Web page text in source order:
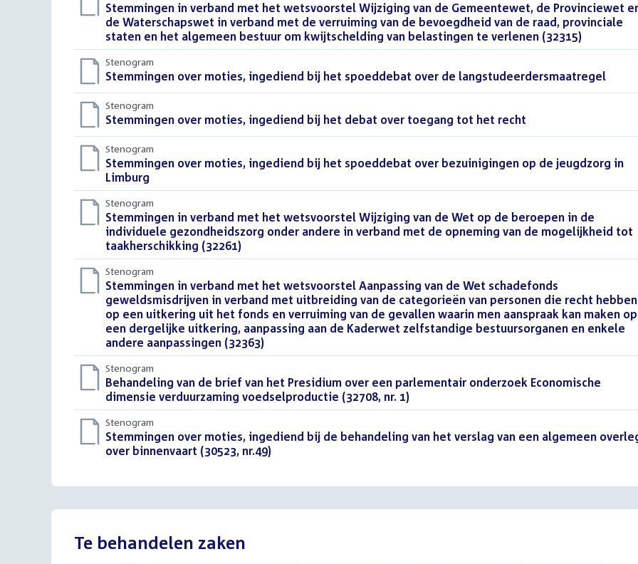
Download
bestand:
Stemmingen in verband met het wetsvoorstel Wijziging van de Gemeentewet, de Provinciewet
de Waterschapswet in verband met de verruiming van de bevoegdheid van de raad, provinciale
staten en het algemeen bestuur om kwijtschelding van belastingen te verlenen (32315)
Stenogram
Download
bestand:
Stemmingen over moties, ingediend bij het spoeddebat over de langstudeerdersmaatregel
Stenogram
Download
bestand:
Stemmingen over moties, ingediend bij het debat over toegang tot het recht
Stenogram
Download
bestand:
Stemmingen over moties, ingediend bij het spoeddebat over bezuinigingen op de jeugdzorg in
Limburg
Stenogram
Download
bestand:
Stemmingen in verband met het wetsvoorstel Wijziging van de Wet op de beroepen in de
individuele gezondheidszorg onder andere in verband met de opneming van de mogelijkheid tot
taakherschikking (32261)
Stenogram
Download
bestand:
Stemmingen in verband met het wetsvoorstel Aanpassing van de Wet schadefonds
geweldsmisdrijven in verband met uitbreiding van de categorieën van personen die recht hebben
op een uitkering uit het fonds en verruiming van de gevallen waarin men aanspraak kan maken op
een dergelijke uitkering, aanpassing aan de Kaderwet zelfstandige bestuursorganen en enkele
andere aanpassingen (32363)
Stenogram
Download
bestand:
Behandeling van de brief van het Presidium over een parlementair onderzoek Economische
dimensie verduurzaming voedselproductie (32708, nr. 1)
Stenogram
Download
bestand:
Stemmingen over moties, ingediend bij de behandeling van het verslag van een algemeen
over binnenvaart (30523, nr.49)
Te behandelen zaken